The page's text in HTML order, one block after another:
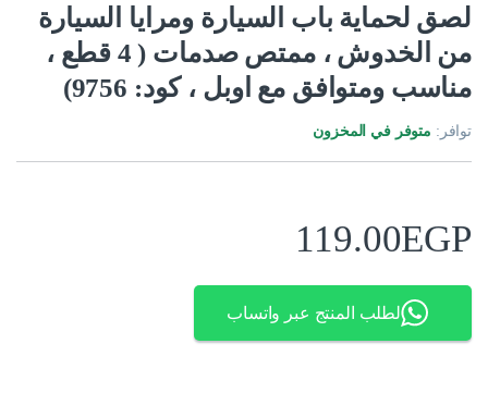
لصق لحماية باب السيارة ومرايا السيارة
من الخدوش ، ممتص صدمات ( 4 قطع ،
مناسب ومتوافق مع اوبل ، كود: 9756)
توافر: متوفر في المخزون
119.00EGP
لطلب المنتج عبر واتساب